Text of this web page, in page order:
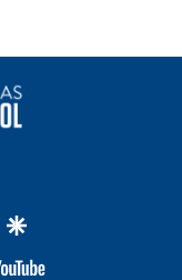
whatsapp
google
youtube-